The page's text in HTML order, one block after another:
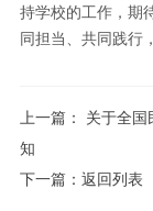
持学校的工作，期
同担当、共同践行
上一篇： 关于全国
知
下一篇： 返回列表